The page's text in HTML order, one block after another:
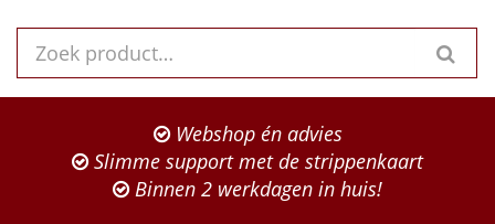
Webshop én advies
Slimme support met de strippenkaart
Binnen 2 werkdagen in huis!